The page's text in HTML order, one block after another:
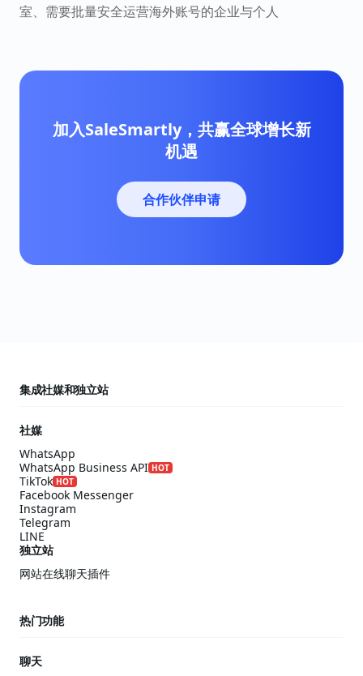
室、需要批量安全运营海外账号的企业与个人
加入SaleSmartly，共赢全球增长新
机遇
合作伙伴申请
集成社媒和独立站
社媒
WhatsApp
WhatsApp Business API HOT
TikTok HOT
Facebook Messenger
Instagram
Telegram
LINE
独立站
网站在线聊天插件
热门功能
聊天